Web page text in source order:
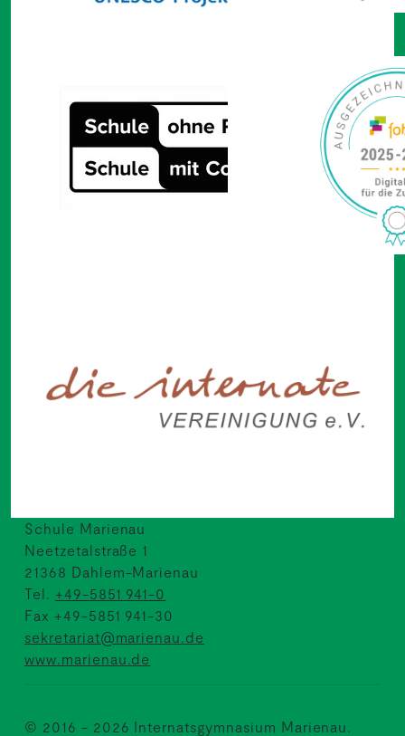
Schule Marienau
Neetzetalstraße 1
21368 Dahlem-Marienau
Tel. +49-5851 941-0
Fax +49-5851 941-30
sekretariat@marienau.de
www.marienau.de
© 2016 - 2026 Internatsgymnasium Marienau.